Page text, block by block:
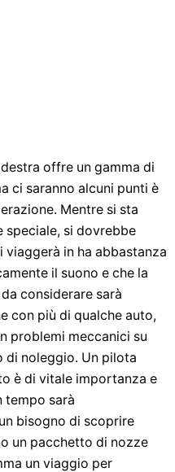
offre un gamma di
ci saranno alcuni punti è
Mentre si sta
speciale, si dovrebbe
viaggerà in ha abbastanza
il suono e che la
considerare sarà
con più di qualche auto,
problemi meccanici su
di noleggio. Un pilota
è di vitale importanza e
​​tempo sarà
bisogno di scoprire
un pacchetto di nozze
un viaggio per